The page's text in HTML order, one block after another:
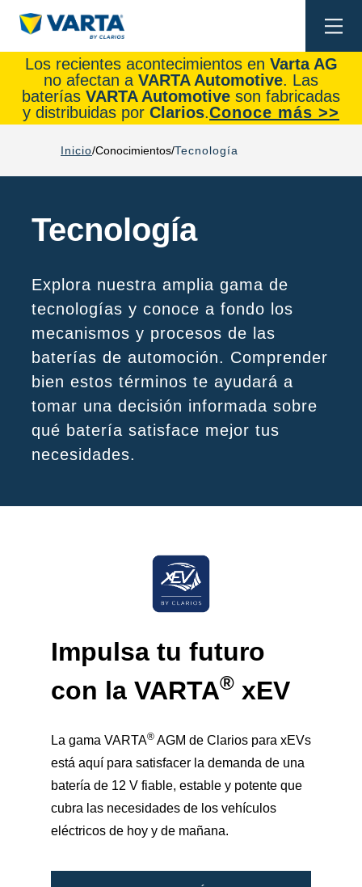
Los recientes acontecimientos en Varta AG
no afectan a VARTA Automotive. Las
baterías VARTA Automotive son fabricadas
y distribuidas por Clarios.Conoce más >>
Inicio Conocimientos Tecnología
Tecnología
Explora nuestra amplia gama de
tecnologías y conoce a fondo los
mecanismos y procesos de las
baterías de automoción. Comprender
bien estos términos te ayudará a
tomar una decisión informada sobre
qué batería satisface mejor tus
necesidades.
Impulsa tu futuro
con la VARTA® xEV
La gama VARTA® AGM de Clarios para xEVs
está aquí para satisfacer la demanda de una
batería de 12 V fiable, estable y potente que
cubra las necesidades de los vehículos
eléctricos de hoy y de mañana.